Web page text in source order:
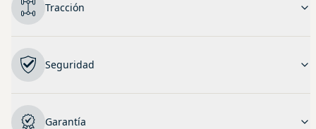
Tracción
Seguridad
Garantía